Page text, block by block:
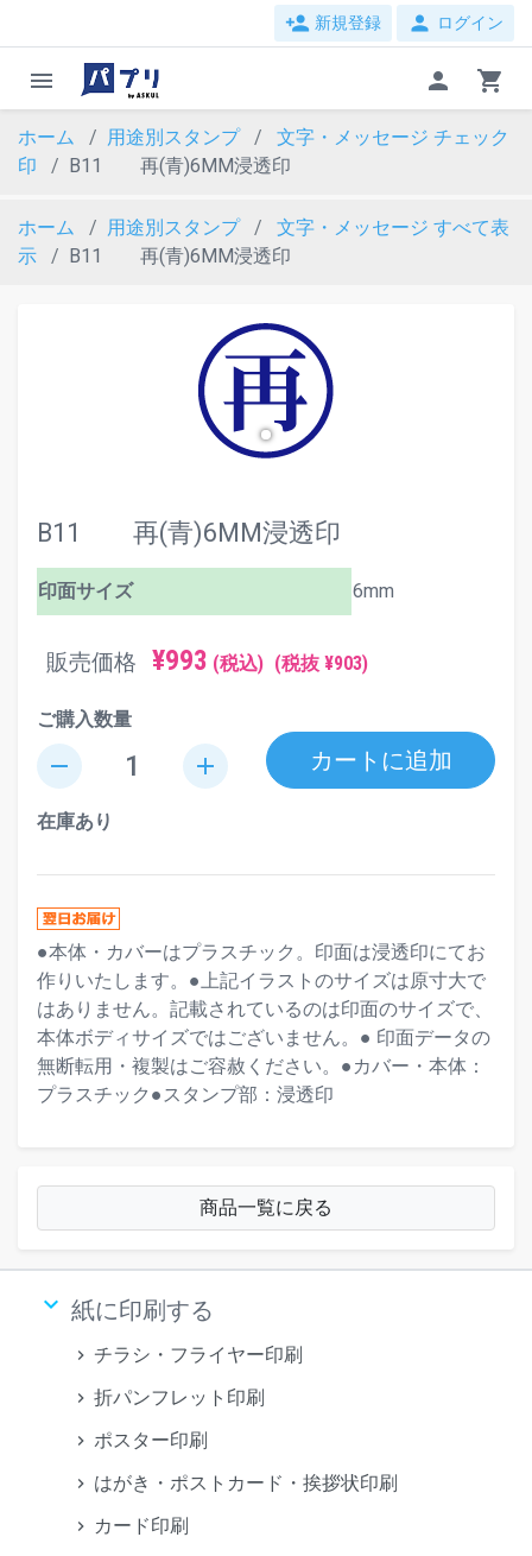
person_add 新規登録 person ログイン
menu person shopping_cart
ホーム 用途別スタンプ 文字・メッセージ チェック
印
B11 再(青)6MM浸透印
ホーム 用途別スタンプ 文字・メッセージ すべて表
示
B11 再(青)6MM浸透印
B11 再(青)6MM浸透印
印面サイズ 6mm
販売価格 ¥993 (税込) (税抜 ¥903)
ご購入数量
remove add カートに追加
在庫あり
●本体・カバーはプラスチック。印面は浸透印にてお
作りいたします。●上記イラストのサイズは原寸大で
はありません。記載されているのは印面のサイズで、
本体ボディサイズではございません。● 印面データの
無断転用・複製はご容赦ください。●カバー・本体：
プラスチック●スタンプ部：浸透印
商品一覧に戻る
keyboard_arrow_down 紙に印刷する
チラシ・フライヤー印刷
折パンフレット印刷
ポスター印刷
はがき・ポストカード・挨拶状印刷
カード印刷